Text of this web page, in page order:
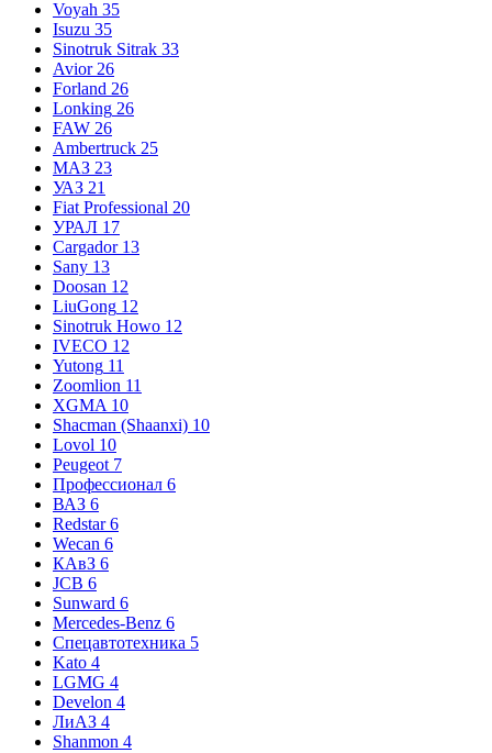
Voyah 35
Isuzu 35
Sinotruk Sitrak 33
Avior 26
Forland 26
Lonking 26
FAW 26
Ambertruck 25
МАЗ 23
УАЗ 21
Fiat Professional 20
УРАЛ 17
Cargador 13
Sany 13
Doosan 12
LiuGong 12
Sinotruk Howo 12
IVECO 12
Yutong 11
Zoomlion 11
XGMA 10
Shacman (Shaanxi) 10
Lovol 10
Peugeot 7
Профессионал 6
ВАЗ 6
Redstar 6
Wecan 6
КАвЗ 6
JCB 6
Sunward 6
Mercedes-Benz 6
Спецавтотехника 5
Kato 4
LGMG 4
Develon 4
ЛиАЗ 4
Shanmon 4